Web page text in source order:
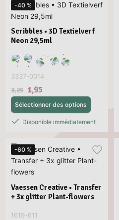
-40 %
Scribbles • 3D Textielverf
Neon 29,5ml
3337-0014
3,25 1,95
Sélectionner des options
Disponible immédiatement
-60 %
Vaessen Creative • Transfer
+ 3x glitter Plant-flowers
1619-611